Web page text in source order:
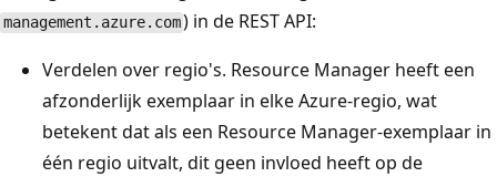
management.azure.com) in de REST API:
Verdelen over regio's. Resource Manager heeft een
afzonderlijk exemplaar in elke Azure-regio, wat
betekent dat als een Resource Manager-exemplaar in
één regio uitvalt, dit geen invloed heeft op de